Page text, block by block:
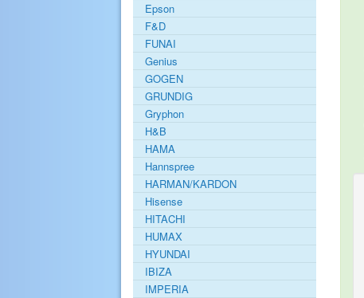
Epson
F&D
FUNAI
Genius
GOGEN
GRUNDIG
Gryphon
H&B
HAMA
Hannspree
HARMAN/KARDON
Hisense
HITACHI
HUMAX
HYUNDAI
IBIZA
IMPERIA